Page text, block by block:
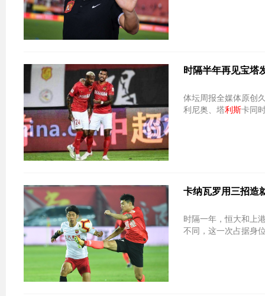
时隔半年再见宝塔
体坛周报全媒体原创
利尼奥、塔利斯卡同
卡纳瓦罗用三招造
时隔一年，恒大和上
不同，这一次占据身